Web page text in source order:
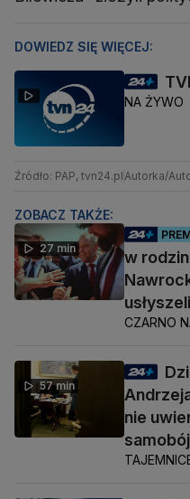
DOWIEDZ SIĘ WIĘCEJ:
NA ŻYWO
Źródło: PAP, tvn24.plAutorka/
ZOBACZ TAKŻE:
27 min
w
CZARNO
57 min
nie